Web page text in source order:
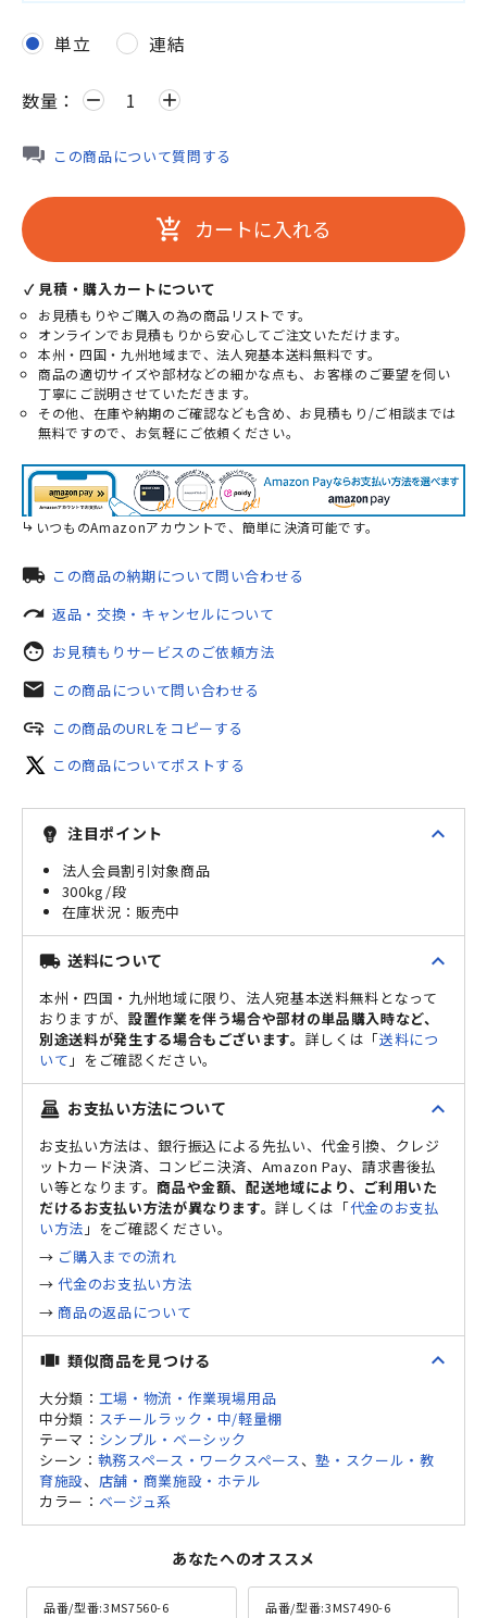
単立 連結
数量： remove add
この商品について質問する
add_shopping_cart カートに入れる
✓ 見積・購入カートについて
お見積もりやご購入の為の商品リストです。
オンラインでお見積もりから安心してご注文いただけます。
本州・四国・九州地域まで、法人宛基本送料無料です。
商品の適切サイズや部材などの細かな点も、お客様のご要望を伺い
丁寧にご説明させていただきます。
その他、在庫や納期のご確認なども含め、お見積もり/ご相談までは
無料ですので、お気軽にご依頼ください。
いつものAmazonアカウントで、簡単に決済可能です。
local_shipping この商品の納期について問い合わせる
redo 返品・交換・キャンセルについて
face お見積もりサービスのご依頼方法
mail この商品について問い合わせる
add_link この商品のURLをコピーする
この商品についてポストする
emoji_objects 注目ポイント expand_less
法人会員割引対象商品
300kg/段
販売中
local_shipping 送料について expand_less
本州・四国・九州地域に限り、法人宛基本送料無料となって
おりますが、 設置作業を伴う場合や部材の単品購入時など、
別途送料が発生する場合もございます。 詳しくは「送料につ
いて 」をご確認ください。
point_of_sale お支払い方法について expand_less
お支払い方法は、銀行振込による先払い、代金引換、クレジ
ットカード決済、コンビニ決済、Amazon Pay、請求書後払
い等となります。商品や金額、配送地域により、ご利用いた
だけるお支払い方法が異なります。詳しくは「代金のお支払
い方法 」をご確認ください。
→ ご購入までの流れ
→代金のお支払い方法
→ 商品の返品について
view_carousel 類似商品を見つける expand_less
大分類： 工場・物流・作業現場用品
中分類： スチールラック・中/軽量棚
テーマ： シンプル・ベーシック
シーン： 執務スペース・ワークスペース 、塾・スクール・教
育施設、 店舗・商業施設・ホテル
カラー： ベージュ系
あなたへのオススメ
品番/型番:3MS7560-6 品番/型番:3MS7490-6